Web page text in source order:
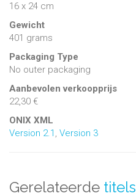
16 x 24 cm
Gewicht
401 grams
Packaging Type
No outer packaging
Aanbevolen verkoopprijs
22,30 €
ONIX XML
Version 2.1 , Version 3
Gerelateerde titels